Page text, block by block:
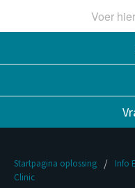
Startpagina oplossing Info
Clinic